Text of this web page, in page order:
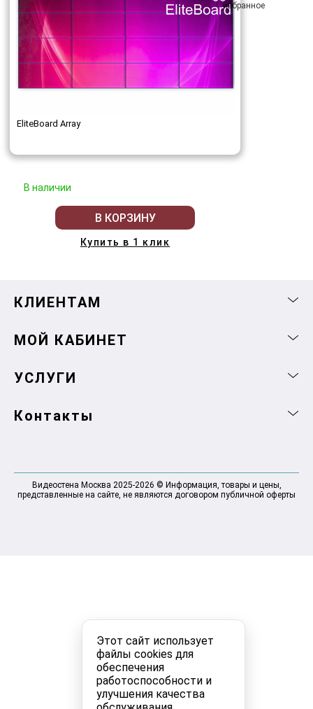
Этот сайт использует
файлы cookies для
обеспечения
работоспособности и
улучшения качества
EliteBoard Array
В наличии
В КОРЗИНУ
Купить в 1 клик
КЛИЕНТАМ
МОЙ КАБИНЕТ
УСЛУГИ
Контакты
Видеостена Москва 2025-2026 © Информация, товары и цены,
представленные на сайте, не являются договором публичной оферты